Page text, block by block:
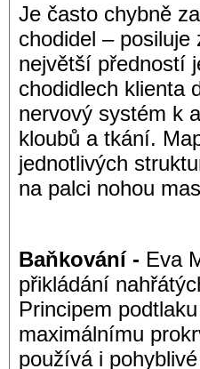
Je často chybně
chodidel –
největší předností
chodidlech klienta
nervový systém k
kloubů a tkání.
jednotlivých
na palci nohou
Baňkování - Eva
přikládání
Principem
maximálnímu
používá i